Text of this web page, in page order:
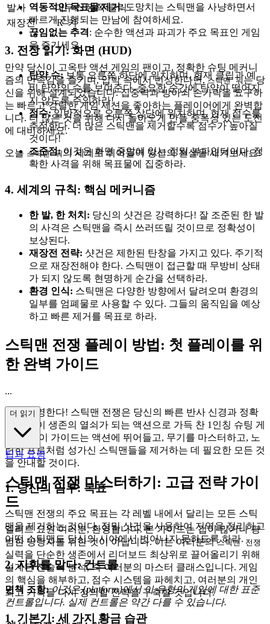
역동적인 목표물 제거: 도망치는 스틱맨을 사냥하면서
빠르게 진행되는 만남에 참여하세요.
끊임없는 추격: 순수한 액션과 파괴가 주요 목표인 게임
을 즐기세요.
만약 당신이 고옥탄 액션 게임의 팬이고, 정확한 슈팅 메커니
즘의 만족감을 즐기며, 압박 속에서 번성한다면,스틱맨 워 는 당
신을 위해 설계되었습니다. 집중력과 방아쇠 손가락을 요구하
는 빠르고 강렬한 게임 세션을 좋아하는 플레이어에게 완벽합
니다. 더 많은 것을 위해 다시 돌아오게 만들 중독성 있는 도전
에 대비하세요.
오늘 스틱맨 워 의 세계로 뛰어들어 당신의 전설을 새겨보세요!
발사
마우스 왼쪽 클릭
재장전
'R' 키
3. 전장 읽기: 화면 (HUD)
탄약 수:보통 오른쪽 하단에 위치하며, 현재 클립과 예
비 탄약의 수를 보여준다. 중요한 순간에 탄약이 떨어지
지 않도록 주의하라!
점수:일반적으로 오른쪽 상단에 위치하며, 현재 점수를
추적한다. 더 많은 스틱맨을 제거할수록 점수가 높아질
것이다!
조준점:이것은 화면 중앙에 있는 정밀 뷰파인더이다. 정
확한 사격을 위해 목표물에 집중하라.
4. 세계의 규칙: 핵심 메커니즘
한 발, 한 처치: 당신의 샷건은 강력하다! 잘 조준된 한 발
의 사격은 스틱맨을 즉시 쓰러뜨릴 것이므로 정확성이
보상된다.
재장전 전략: 샷건은 제한된 탄창을 가지고 있다. 주기적
으로 재장전해야 한다. 스틱맨이 접근할 때 무방비 상태
가 되지 않도록 현명하게 순간을 선택하라.
환경 인식: 스틱맨은 다양한 방향에서 달려오며 환경의
일부를 엄폐물로 사용할 수 있다. 그들의 움직임을 예상
하고 빠른 제거를 목표로 하라.
스틱맨 전쟁 플레이 방법: 첫 플레이를 위
한 완벽 가이드
...
신병 환영한다! 스틱맨 전쟁은 당신의 빠른 반사 신경과 정확
한 조준이 생존의 열쇠가 되는 액션으로 가득 찬 1인칭 슈팅 게
임이다. 이 가이드는 액션에 뛰어들고, 무기를 마스터하고, 노
련한 프로처럼 성가신 스틱맨들을 제거하는 데 필요한 모든 것
을 안내할 것이다.
1. 당신의 임무: 목표
스틱맨 전쟁의 주요 목표는 각 레벨 내에서 달리는 모든 스틱
맨을 제거하는 것이다. 정밀 샷건을 사용하여 지역을 정리하고
어떤 스틱맨도 당신의 시야에서 벗어나지 못하도록 하라.
2. 지휘를 맡다: 컨트롤
면책 조항: 이것은 {platform}에서 이 유형의 게임에 대한 표준
컨트롤입니다. 실제 컨트롤은 약간 다를 수 있습니다.
더 읽기
팁과 요령
스틱맨 전쟁 마스터하기: 고급 전략 가이
드
엘리트 요원 여러분, 환영합니다. 본 가이드는 겁이 많거나 평
범한 방랑자를 위한 것이 아닙니다. 이는 여러분의스틱맨 전쟁
실력을 단순한 생존에서 리더보드 최상위로 끌어올리기 위해
설계된 전술적 분석, 즉 여러분의 마스터 클래스입니다. 게임
의 핵심을 해부하고, 점수 시스템을 파헤치고, 여러분의 개인
최고 기록을 다시 정의할 전략을 구축할 것입니다.
1. 기본기: 세 가지 황금 습관